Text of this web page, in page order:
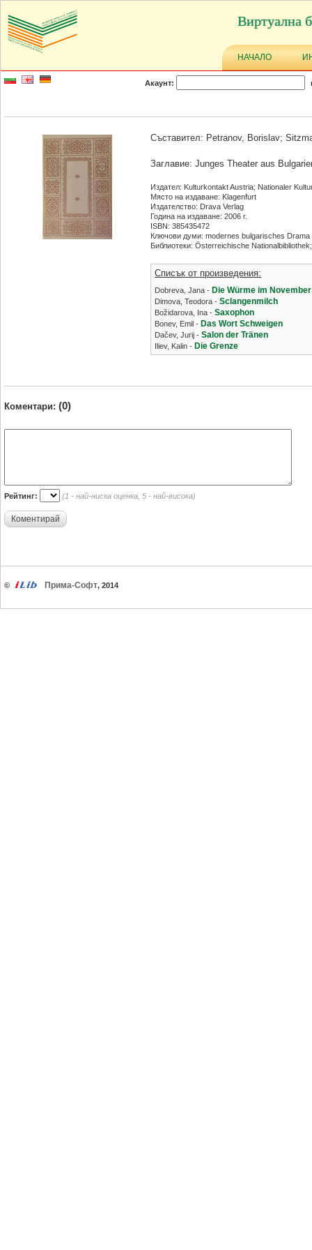
Виртуална
НАЧАЛО
Акаунт:
Съставител: Petranov, Borislav;
Заглавие: Junges Theater aus
Издател: Kulturkontakt Austria; Nationaler
Място на издаване: Klagenfurt
Издателство: Drava Verlag
Година на издаване: 2006 г.
ISBN: 385435472
Ключови думи: modernes bulgarisches Drama
Библиотеки: Österreichische
Списък от произведения:
Dobreva, Jana - Die Würme im November
Dimova, Teodora - Sclangenmilch
Božidarova, Ina - Saxophon
Bonev, Emil - Das Wort Schweigen
Dačev, Jurij - Salon der Tränen
Iliev, Kalin - Die Grenze
Коментари: (0)
Рейтинг: (1 - най-ниска оценка, 5 - най-висока)
Коментирай
© Прима-Софт, 2014